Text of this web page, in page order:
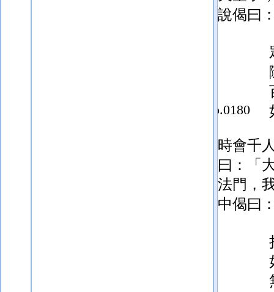
說偈曰
p.0180
時會千
曰：「
法門，
中偈曰